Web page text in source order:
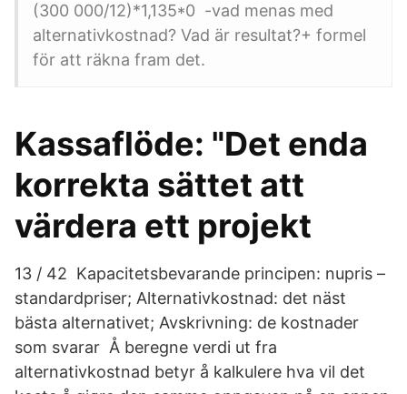
(300 000/12)*1,135*0 -vad menas med
alternativkostnad? Vad är resultat?+ formel
för att räkna fram det.
Kassaflöde: "Det enda
korrekta sättet att
värdera ett projekt
13 / 42 Kapacitetsbevarande principen: nupris –
standardpriser; Alternativkostnad: det näst
bästa alternativet; Avskrivning: de kostnader
som svarar Å beregne verdi ut fra
alternativkostnad betyr å kalkulere hva vil det